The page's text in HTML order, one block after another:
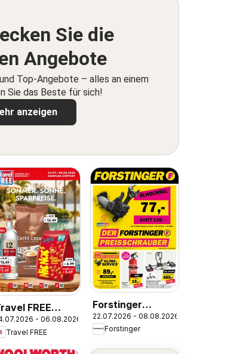
Sie die
Angebote
Top-Angebote – alles an einem
Sie das Beste für sich!
anzeigen
FREE
- 06.08.2026
Travel FREE
Forstinger
Flugblatt
22.07.2026 - 08.08.2026
Forstinger